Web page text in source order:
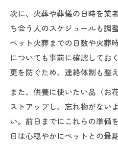
次に、火葬や葬儀の日時を業
ち会う人のスケジュールも調
ペット火葬までの日数や火葬
についても事前に確認してお
更を防ぐため、連絡体制も整
また、供養に使いたい品（お
ストアップし、忘れ物がない
い。前日までにこれらの準備
日は心穏やかにペットとの最